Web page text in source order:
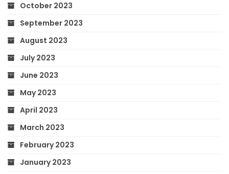
October 2023
September 2023
August 2023
July 2023
June 2023
May 2023
April 2023
March 2023
February 2023
January 2023